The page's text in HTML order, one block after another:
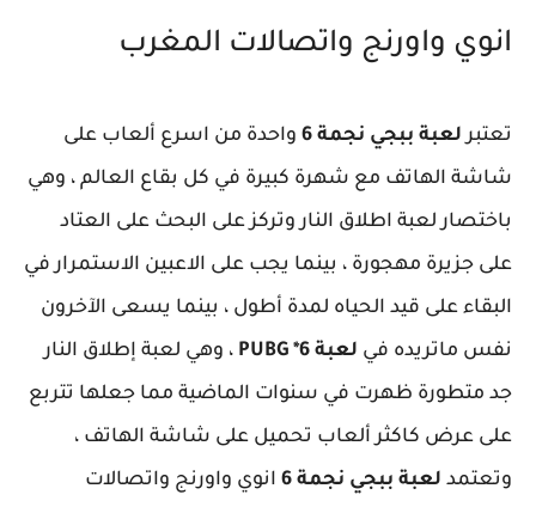
انوي واورنج واتصالات المغرب
تعتبرلعبة ببجي نجمة 6
واحدة من اسرع ألعاب على
شاشة الهاتف مع شهرة كبيرة في كل بقاع العالم ، وهي
باختصار لعبة اطلاق النار وتركز على البحث على العتاد
على جزيرة مهجورة ، بينما يجب على الاعبين الاستمرار في
البقاء على قيد الحياه لمدة أطول ، بينما يسعى الآخرون
نفس ماتريده في لعبة PUBG *6
، وهي لعبة إطلاق النار
جد متطورة ظهرت في سنوات الماضية مما جعلها تتربع
على عرض كاكثر ألعاب تحميل على شاشة الهاتف ،
وتعتمد لعبة ببجي نجمة 6 انوي واورنج واتصالات